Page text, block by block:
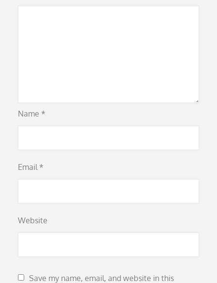
Name *
Email *
Website
Save my name, email, and website in this